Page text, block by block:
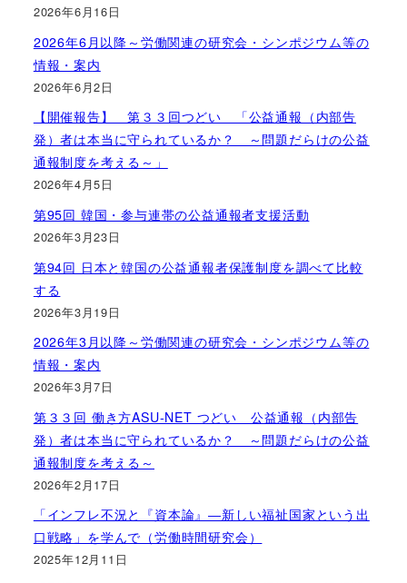
2026年6月16日
2026年6月以降～労働関連の研究会・シンポジウム等の
情報・案内
2026年6月2日
【開催報告】 第３３回つどい 「公益通報（内部告
発）者は本当に守られているか？ ～問題だらけの公益
通報制度を考える～」
2026年4月5日
第95回 韓国・参与連帯の公益通報者支援活動
2026年3月23日
第94回 日本と韓国の公益通報者保護制度を調べて比較
する
2026年3月19日
2026年3月以降～労働関連の研究会・シンポジウム等の
情報・案内
2026年3月7日
第３３回 働き方ASU-NET つどい 公益通報（内部告
発）者は本当に守られているか？ ～問題だらけの公益
通報制度を考える～
2026年2月17日
「インフレ不況と『資本論』―新しい福祉国家という出
口戦略」を学んで（労働時間研究会）
2025年12月11日